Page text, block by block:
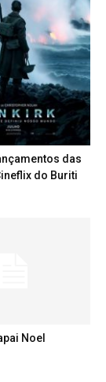
das
do Buriti
Noel